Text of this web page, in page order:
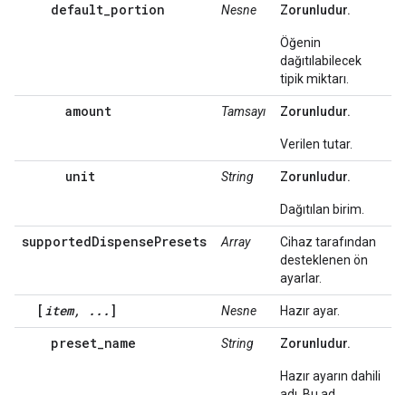
default_portion Nesne Zorunludur.
Öğenin
dağıtılabilecek
tipik miktarı.
amount Tamsayı Zorunludur.
Verilen tutar.
unit String Zorunludur.
Dağıtılan birim.
supportedDispensePresets Array
Cihaz tarafından
desteklenen ön
ayarlar.
[ item, ... ] Nesne Hazır ayar.
preset_name String Zorunludur.
Hazır ayarın dahili